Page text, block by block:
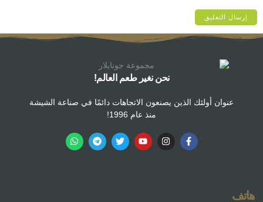
نحن نغير طعم العالم!
عنوان أولئك الذين يصنعون الاتجاهات دائمًا في صناعة الشيشة
منذ عام 1996!
هاتف